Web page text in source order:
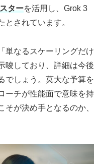
ターを活用し、Grok 3
とされています。
単なるスケーリングだけ
唆しており、詳細は今後
でしょう。莫大な予算を
ーチが性能面で意味を持
が決め手となるのか、